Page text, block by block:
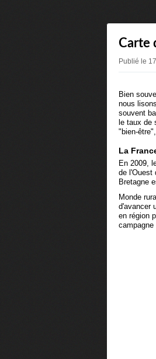
Carte
Publié le
Bien
nous
souvent
le taux de
"bien-
La
En 2009,
de l'Ouest
Bretagne
Monde
d'avancer
en région